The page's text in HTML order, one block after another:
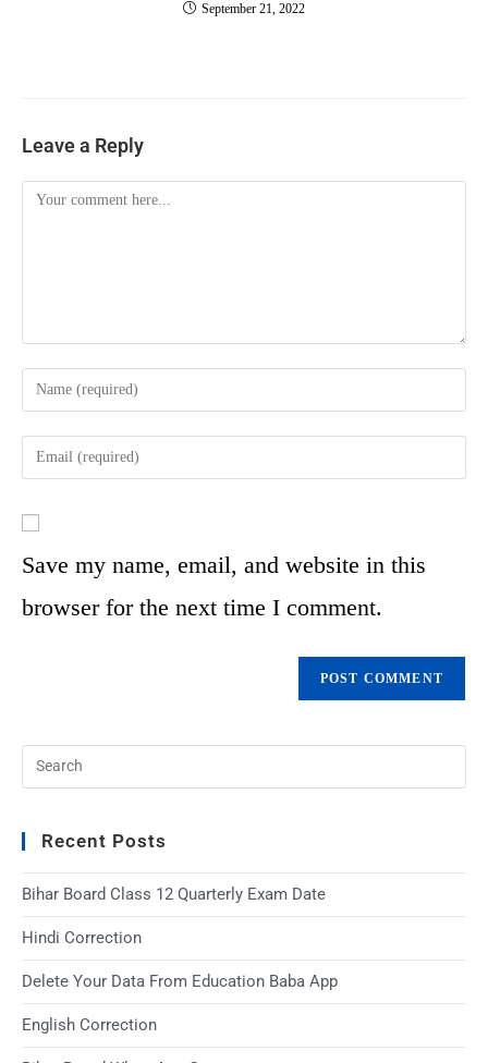
September 21, 2022
Leave a Reply
Save my name, email, and website in this
browser for the next time I comment.
Recent Posts
Bihar Board Class 12 Quarterly Exam Date
Hindi Correction
Delete Your Data From Education Baba App
English Correction